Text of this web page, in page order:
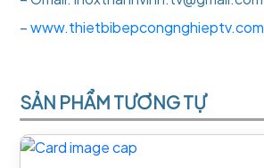
–www.thietbibepcongnghieptv.com
SẢN PHẨM TƯƠNG TỰ